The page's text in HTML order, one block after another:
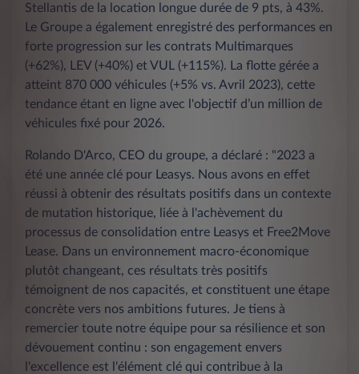
Stellantis de la location longue durée de 9 pts, à 43%.
Le Groupe a également enregistré des performances en
forte progression sur les contrats Multimarques
(+62%), LEV (+40%) et VUL (+115%). La flotte gérée a
atteint 870 000 véhicules (+5% vs. Avril 2023), cette
tendance étant en ligne avec l'objectif d’un million de
véhicules fixé pour 2026.
Rolando D'Arco, CEO du groupe, a déclaré : "2023 a
été une année clé pour Leasys. Nous avons en effet
réussi à obtenir des résultats positifs dans un contexte
de mutation historique, liée à l'achèvement du
processus de consolidation entre Leasys et Free2Move
Lease. Dans un environnement macro-économique
plutôt changeant, ces résultats très positifs
témoignent de nos capacités, et constituent une étape
concrète vers nos ambitions futures. Je tiens à
remercier toute notre équipe pour sa résilience et son
dévouement continu : son engagement envers
l'excellence est l'élément clé qui contribue à la